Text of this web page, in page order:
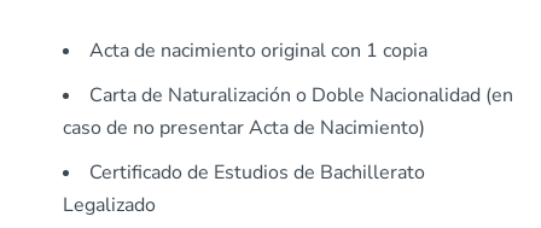
Acta de nacimiento original con 1 copia
Carta de Naturalización o Doble Nacionalidad (en
caso de no presentar Acta de Nacimiento)
Certificado de Estudios de Bachillerato
Legalizado